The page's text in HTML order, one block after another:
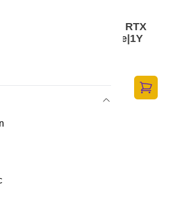
16X Aurora|U9-
WQXGA|NVIDIA RTX
Home|1Y